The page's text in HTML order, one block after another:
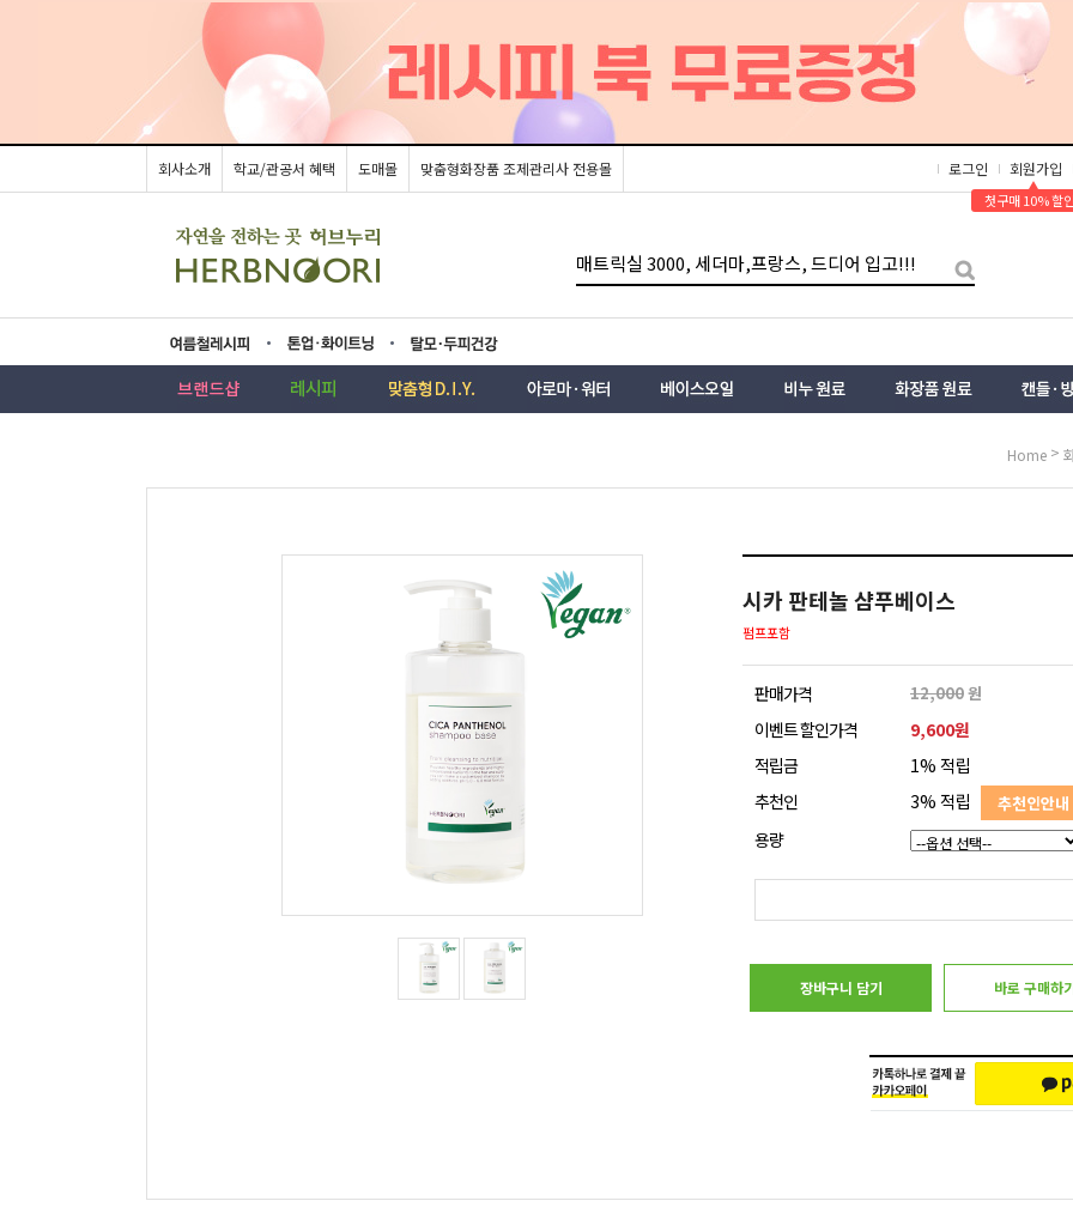
회사소개 학교/관공서 혜택 도매몰 맞춤형화장품 조제관리사 전용몰 로그인
회원가입
▲
첫구매 10% 할인
름레시피 업·화이트닝 모두피건강
Home >
시카 판테놀 샴푸베이스
펌프포함
판매가격 12,000원
이벤트 할인가격
9,600원
적립금
1% 적립
추천인
3% 적립 추천인안내
용량
장바구니 담기 바로 구매하